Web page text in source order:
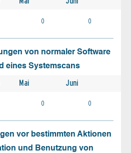
0 0
von normaler Software
eines Systemscans
Mai Juni
0 0
vor bestimmten Aktionen
und Benutzung von